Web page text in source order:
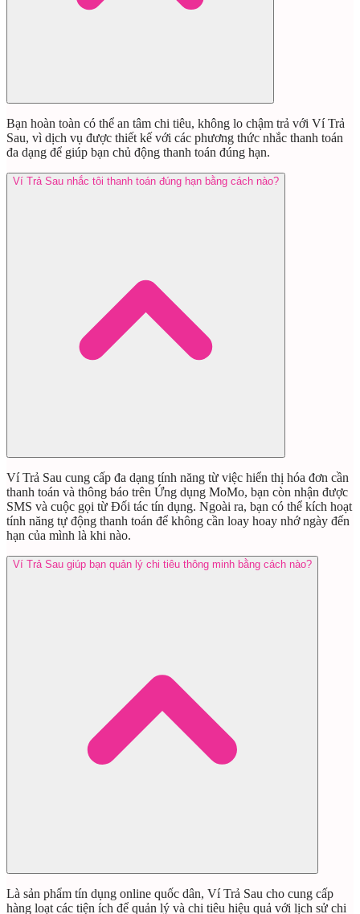
Bạn hoàn toàn có thể an tâm chi tiêu, không lo chậm trả với Ví Trả
Sau, vì dịch vụ được thiết kế với các phương thức nhắc thanh toán
đa dạng để giúp bạn chủ động thanh toán đúng hạn.
Ví Trả Sau nhắc tôi thanh toán đúng hạn bằng cách nào?
Ví Trả Sau cung cấp đa dạng tính năng từ việc hiển thị hóa đơn cần
thanh toán và thông báo trên Ứng dụng MoMo, bạn còn nhận được
SMS và cuộc gọi từ Đối tác tín dụng. Ngoài ra, bạn có thể kích hoạt
tính năng tự động thanh toán để không cần loay hoay nhớ ngày đến
hạn của mình là khi nào.
Ví Trả Sau giúp bạn quản lý chi tiêu thông minh bằng cách nào?
Là sản phẩm tín dụng online quốc dân, Ví Trả Sau cho cung cấp
hàng loạt các tiện ích để quản lý và chi tiêu hiệu quả với lịch sử chi